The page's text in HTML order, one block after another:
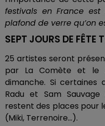
festivals en France
plafond de verre qu’on
SEPT JOURS DE FÊTE
25 artistes seront
par La Comète et le
dimanche. Si certaines
Radu et Sam
restent des places pour
(Miki, Terrenoire...).